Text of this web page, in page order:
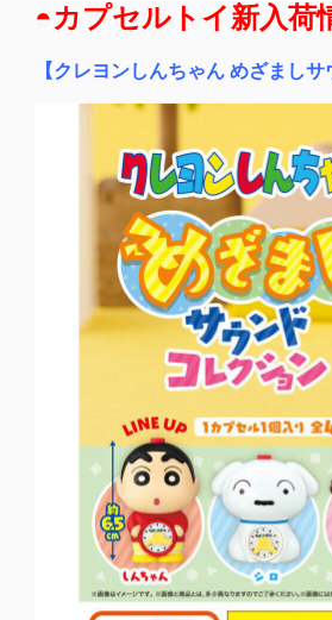
◓カプセルトイ新入荷
【クレヨンしんちゃん めざましサ